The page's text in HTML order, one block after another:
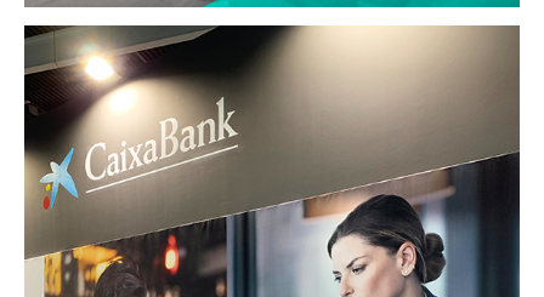
VIVIENDAS
EMPRESA
CLIENTES
CONTACTO
Español
English